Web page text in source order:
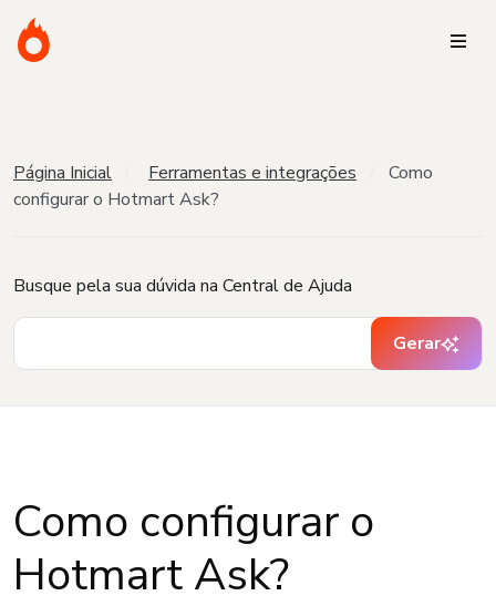
Página Inicial Ferramentas e integrações
Como
configurar o Hotmart Ask?
Busque pela sua dúvida na Central de Ajuda
Gerar
Como configurar o
Hotmart Ask?